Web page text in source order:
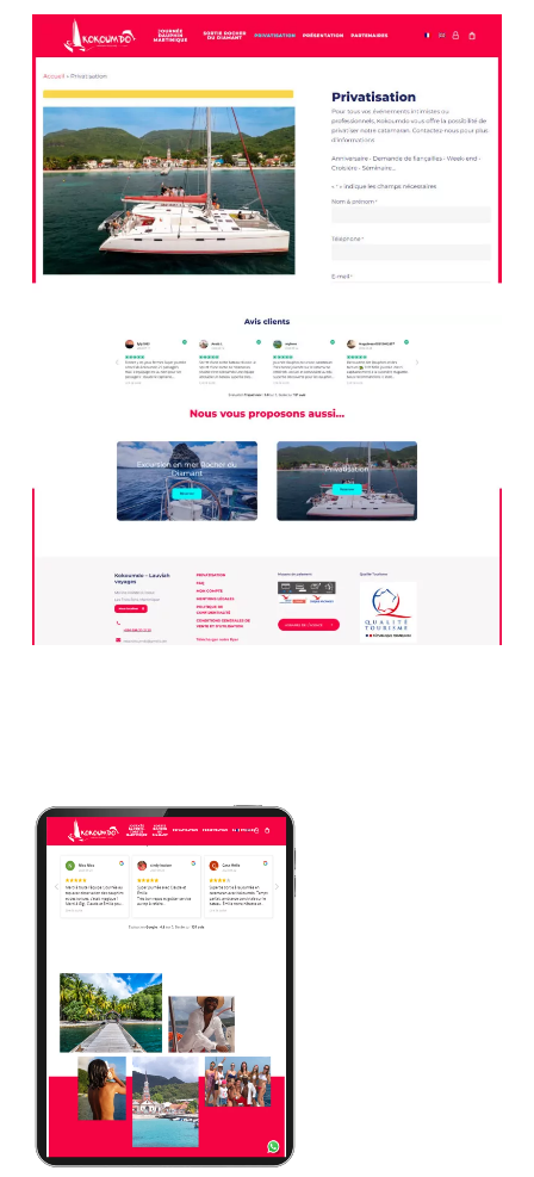
pour la croissance et le succès des entreprises dans le
secteur du tourisme et des loisirs.